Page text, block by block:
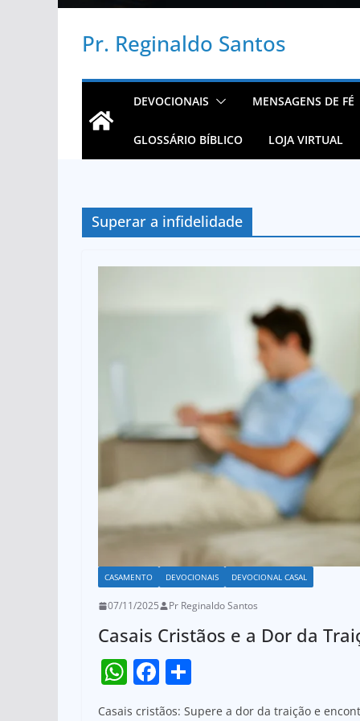
Pr. Reginaldo Santos
DEVOCIONAIS MENSAGENS DE FÉ
GLOSSÁRIO BÍBLICO LOJA VIRTUAL
Superar a infidelidade
CASAMENTO DEVOCIONAIS DEVOCIONAL CASAL
07/11/2025 Pr Reginaldo Santos
Casais Cristãos e a Dor da
W F
a
Casais cristãos: Supere a dor da traição e